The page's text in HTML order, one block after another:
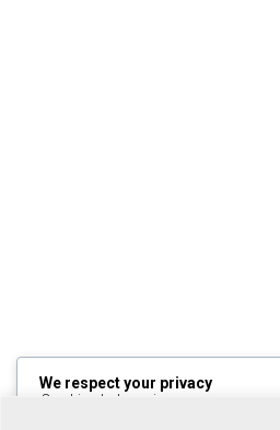
We respect your privacy
Cookies help us improve your